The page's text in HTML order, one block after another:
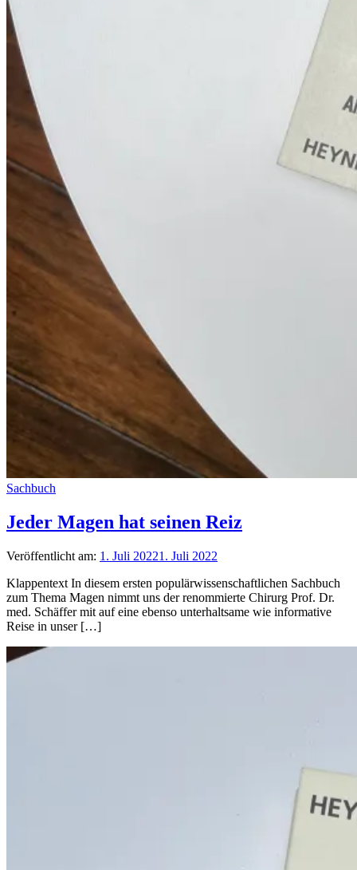
Sachbuch
Jeder Magen hat seinen Reiz
Veröffentlicht am: 1. Juli 20221. Juli 2022
Klappentext In diesem ersten populärwissenschaftlichen Sachbuch
zum Thema Magen nimmt uns der renommierte Chirurg Prof. Dr.
med. Schäffer mit auf eine ebenso unterhaltsame wie informative
Reise in unser […]